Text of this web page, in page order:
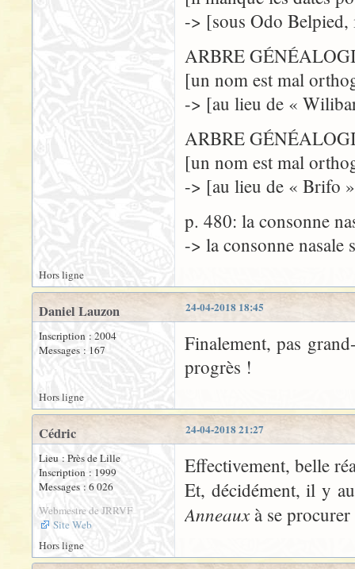
-> [sous Odo
ARBRE
[un nom est mal
-> [au lieu de «
ARBRE
[un nom est mal
-> [au lieu de « Brifo
p. 480: la consonne
-> la consonne nasale
Hors ligne
24-04-2018 18:45
Daniel Lauzon
Inscription : 2004
Messages : 167
Finalement, pas
progrès !
Hors ligne
24-04-2018 21:27
Cédric
Lieu : Près de Lille
Inscription : 1999
Messages : 6 026
Webmestre de JRRVF
Site Web
Effectivement, belle
Et, décidément, il y
Anneauxà se
Hors ligne